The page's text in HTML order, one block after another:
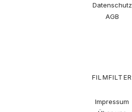
Datenschutz
AGB
FILMFILTER
Impressum